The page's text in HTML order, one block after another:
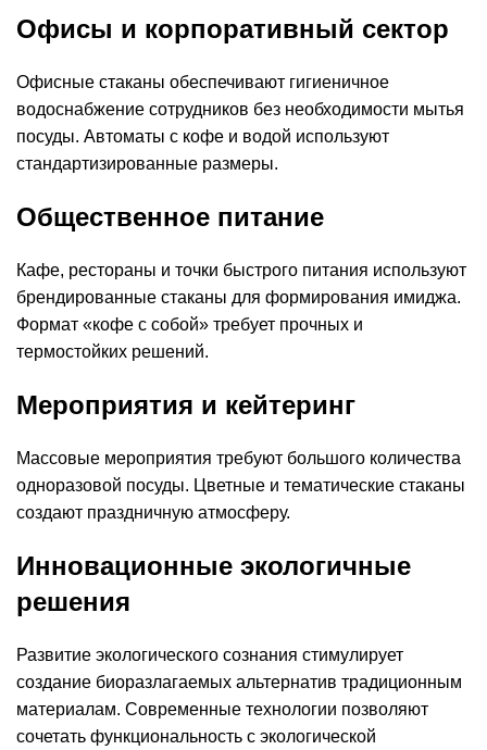
Офисы и корпоративный сектор
Офисные стаканы обеспечивают гигиеничное
водоснабжение сотрудников без необходимости мытья
посуды. Автоматы с кофе и водой используют
стандартизированные размеры.
Общественное питание
Кафе, рестораны и точки быстрого питания используют
брендированные стаканы для формирования имиджа.
Формат «кофе с собой» требует прочных и
термостойких решений.
Мероприятия и кейтеринг
Массовые мероприятия требуют большого количества
одноразовой посуды. Цветные и тематические стаканы
создают праздничную атмосферу.
Инновационные экологичные
решения
Развитие экологического сознания стимулирует
создание биоразлагаемых альтернатив традиционным
материалам. Современные технологии позволяют
сочетать функциональность с экологической